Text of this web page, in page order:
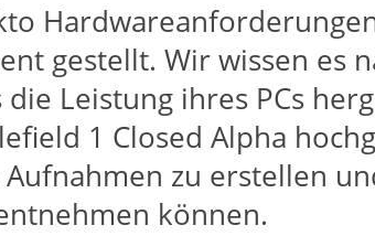
gestellt. Wir wissen es
Leistung ihres PCs
1 Closed Alpha
zu erstellen
können.